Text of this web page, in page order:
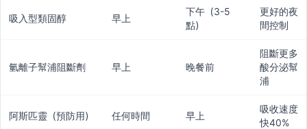
吸入型類固醇 早上
下午（3-5
點）
更好的夜
間控制
氫離子幫浦阻斷劑 早上 晚餐前
阻斷更多
酸分泌幫
浦
阿斯匹靈（預防用） 任何時間 早上
吸收速度
快40%